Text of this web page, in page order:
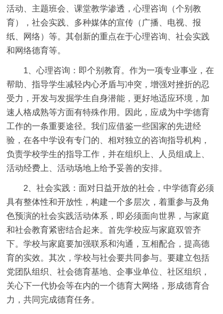
活动、主题班会、课堂教学渗透，心理咨询（个别教
育），社会实践、多种媒体的宣传（广播、电视、报
纸、网络）等。其创新的重点在于心理咨询、社会实践
和网络德育等。
1、心理咨询：即个别教育。作为一项专业事业，在
帮助、指导学生减轻内心矛盾与冲突，增强对挫折的忍
受力，开发与发掘学生自身潜能，更好地适应环境，加
速人格成熟等方面有特殊作用。因此，应成为中学德育
工作的一条重要途径。我们应借鉴一些国家的先进经
验，在各中学设有专门的、相对独立的咨询指导机构，
负责学校学生的指导工作，并在组织上、人员组成上、
活动经费上、活动场地上给予妥善的安排。
2、社会实践：面对日益开放的社会，中学德育必须
具有整体性和开放性，构建一个多层次，着重参与及角
色预演的社会实践活动体系，即必须面向世界，与家庭
和社会教育紧密结合起来。首先学校应与家庭双管齐
下。学校与家庭要加强联系和沟通，互相配合，提高德
育的实效。其次，学校与社会要共同参与。要建立包括
党团队组织、社会德育基地、企事业单位、社区组织，
关心下一代协会等在内的一个德育大网络，形成德育合
力，共同完成德育任务。